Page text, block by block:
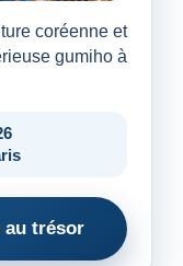
coréenne et
gumiho à
au trésor